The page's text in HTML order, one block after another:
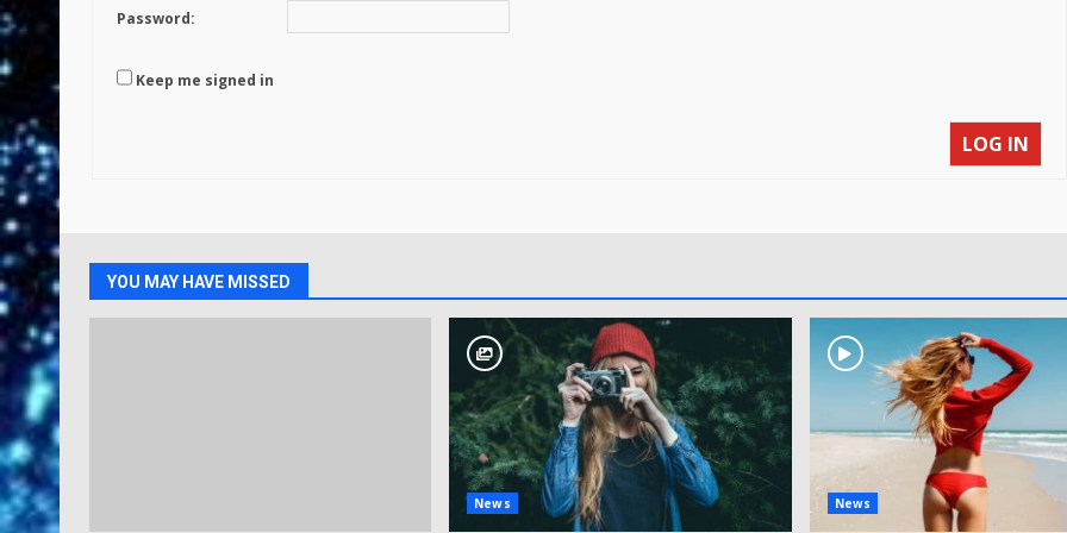
Password:
Keep me signed in
LOG IN
YOU MAY HAVE MISSED
News News